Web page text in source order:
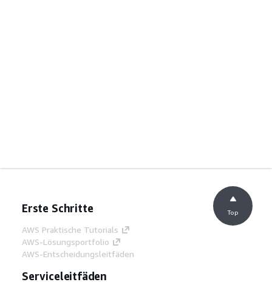
Erste Schritte
AWS Praktische Tutorials
AWS-Lösungsportfolio
AWS-Entscheidungsleitfäden
Serviceleitfäden
Top